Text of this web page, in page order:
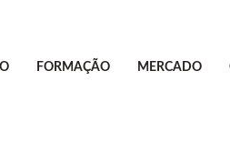
FORMAÇÃO MERCADO